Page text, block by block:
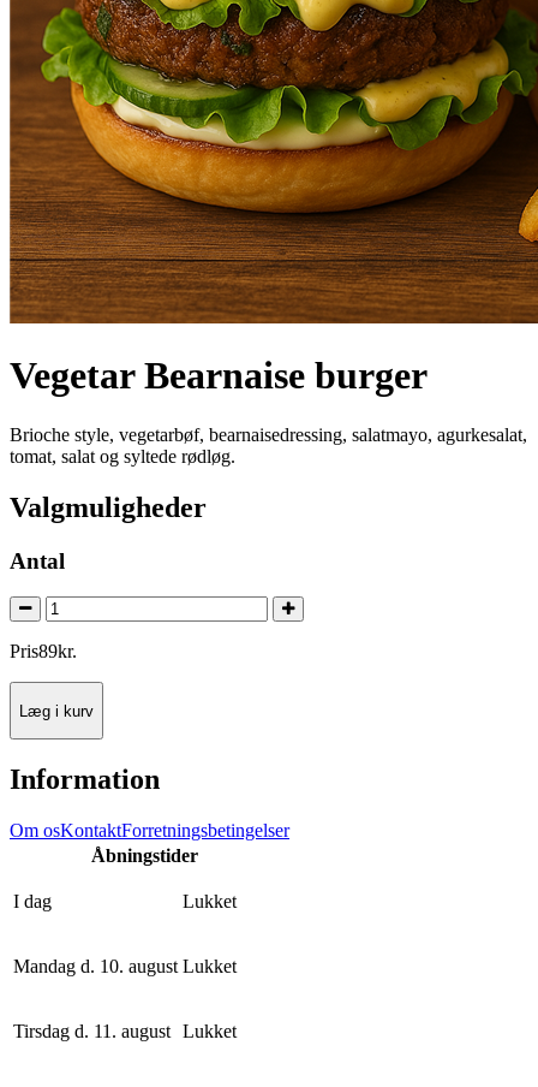
Vegetar Bearnaise burger
Brioche style, vegetarbøf, bearnaisedressing, salatmayo, agurkesalat,
tomat, salat og syltede rødløg.
Valgmuligheder
Antal
Pris89kr.
Læg i kurv
Information
Om osKontaktForretningsbetingelser
Åbningstider
I dag Lukket
Mandag d. 10. august Lukket
Tirsdag d. 11. august Lukket